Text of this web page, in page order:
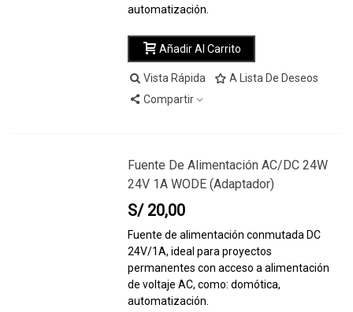
automatización.
Añadir Al Carrito
Vista Rápida
A Lista De Deseos
Compartir
Fuente De Alimentación AC/DC 24W
24V 1A WODE (adaptador)
S/ 20,00
Fuente de alimentación conmutada DC
24V/1A, ideal para proyectos
permanentes con acceso a alimentación
de voltaje AC, como: domótica,
automatización.